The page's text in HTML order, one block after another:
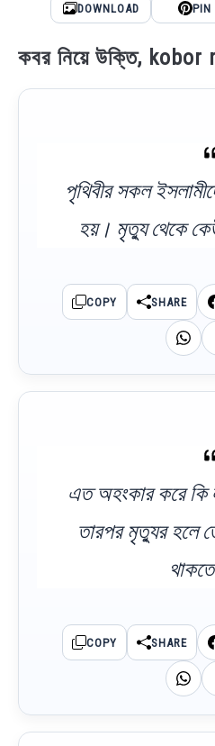
DOWNLOAD PIN
কবর নিয়ে উক্তি,
পৃথিবীর সকল
হয়। মৃত্যু থেকে
COPY SHARE
এত অহংকার করে কি
তারপর মৃত্যুর হলে
COPY SHARE